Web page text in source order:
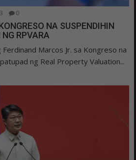
0
NA SUSPENDIHIN
RPVARA
Marcos Jr. sa Kongreso na
ng Real Property Valuation...